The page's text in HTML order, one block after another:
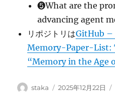
❺What are the
advancing agent
リポジトリはGitHub
Memory-Paper-List:
“Memory in the Age
投
staka
投
2025年12月22日